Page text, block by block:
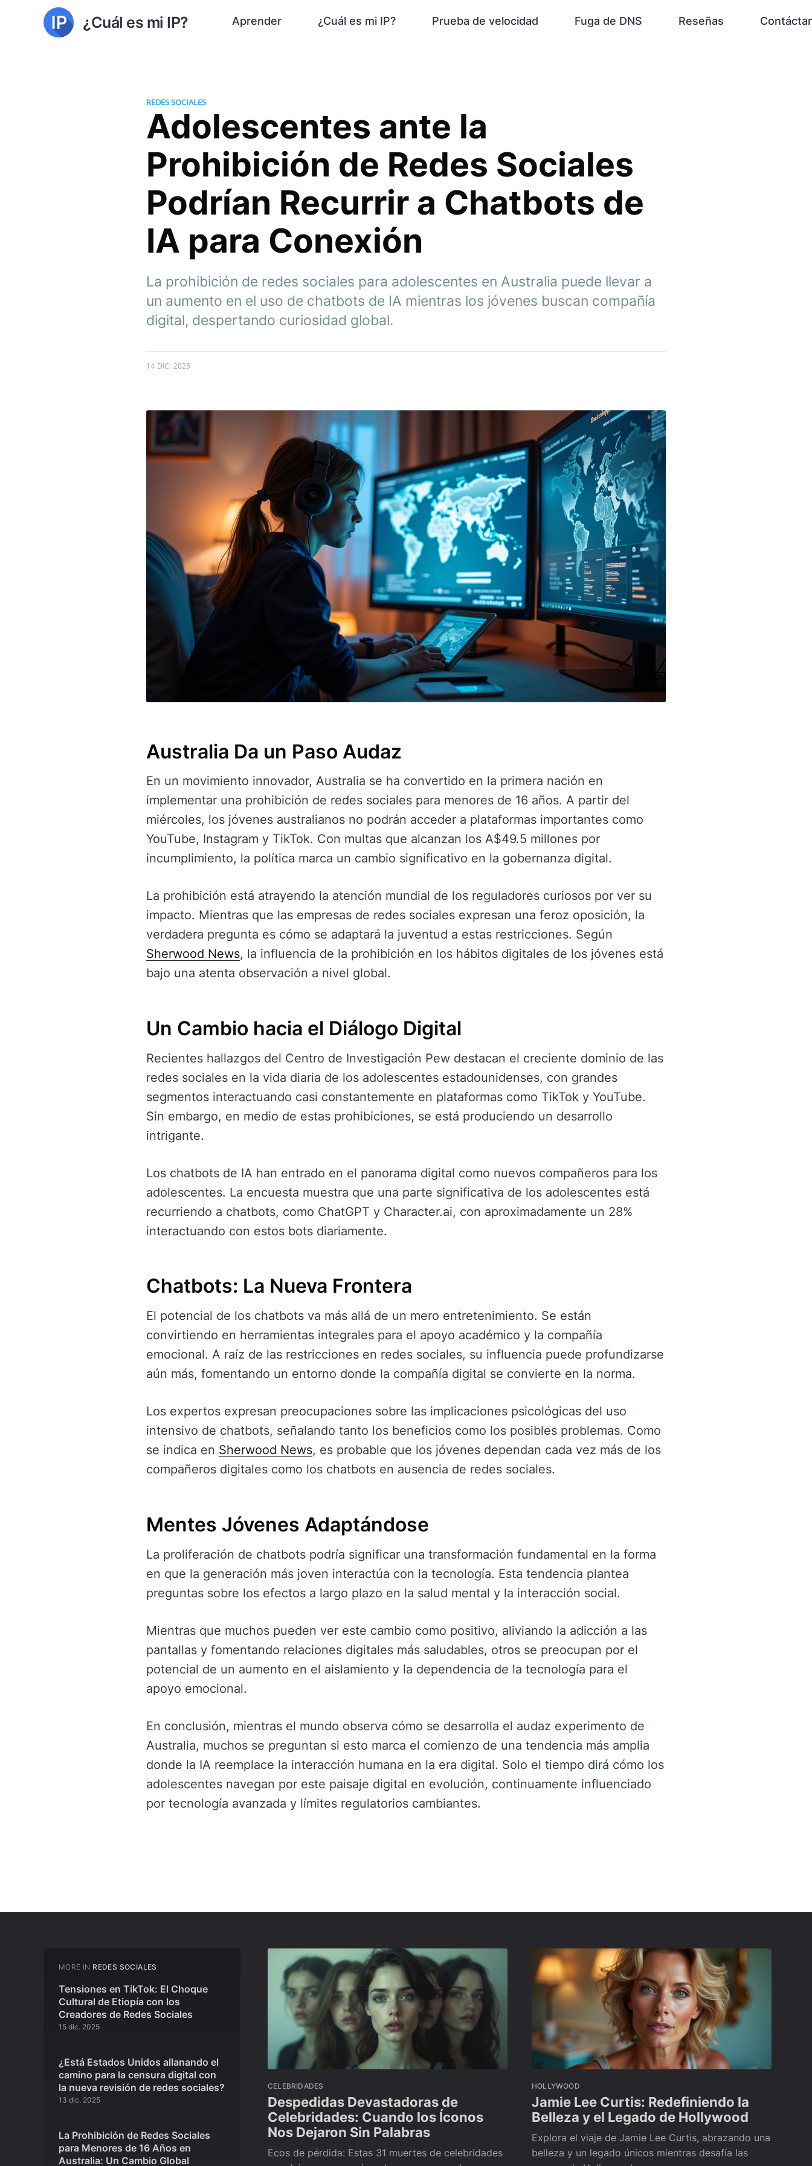
¿Cuál es mi IP? Aprender ¿Cuál es mi IP? Prueba de velocidad Fuga de DNS Reseñas
REDES SOCIALES
Adolescentes ante la
Prohibición de Redes Sociales
Podrían Recurrir a Chatbots de
IA para Conexión
La prohibición de redes sociales para adolescentes en Australia puede llevar a
un aumento en el uso de chatbots de IA mientras los jóvenes buscan compañía
digital, despertando curiosidad global.
14 DIC. 2025
Australia Da un Paso Audaz
En un movimiento innovador, Australia se ha convertido en la primera nación en
implementar una prohibición de redes sociales para menores de 16 años. A partir del
miércoles, los jóvenes australianos no podrán acceder a plataformas importantes como
YouTube, Instagram y TikTok. Con multas que alcanzan los A$49.5 millones por
incumplimiento, la política marca un cambio significativo en la gobernanza digital.
La prohibición está atrayendo la atención mundial de los reguladores curiosos por ver su
impacto. Mientras que las empresas de redes sociales expresan una feroz oposición, la
verdadera pregunta es cómo se adaptará la juventud a estas restricciones. Según
Sherwood News, la influencia de la prohibición en los hábitos digitales de los jóvenes está
bajo una atenta observación a nivel global.
Un Cambio hacia el Diálogo Digital
Recientes hallazgos del Centro de Investigación Pew destacan el creciente dominio de las
redes sociales en la vida diaria de los adolescentes estadounidenses, con grandes
segmentos interactuando casi constantemente en plataformas como TikTok y YouTube.
Sin embargo, en medio de estas prohibiciones, se está produciendo un desarrollo
intrigante.
Los chatbots de IA han entrado en el panorama digital como nuevos compañeros para los
adolescentes. La encuesta muestra que una parte significativa de los adolescentes está
recurriendo a chatbots, como ChatGPT y Character.ai, con aproximadamente un 28%
interactuando con estos bots diariamente.
Chatbots: La Nueva Frontera
El potencial de los chatbots va más allá de un mero entretenimiento. Se están
convirtiendo en herramientas integrales para el apoyo académico y la compañía
emocional. A raíz de las restricciones en redes sociales, su influencia puede profundizarse
aún más, fomentando un entorno donde la compañía digital se convierte en la norma.
Los expertos expresan preocupaciones sobre las implicaciones psicológicas del uso
intensivo de chatbots, señalando tanto los beneficios como los posibles problemas. Como
se indica en Sherwood News, es probable que los jóvenes dependan cada vez más de los
compañeros digitales como los chatbots en ausencia de redes sociales.
Mentes Jóvenes Adaptándose
La proliferación de chatbots podría significar una transformación fundamental en la forma
en que la generación más joven interactúa con la tecnología. Esta tendencia plantea
preguntas sobre los efectos a largo plazo en la salud mental y la interacción social.
Mientras que muchos pueden ver este cambio como positivo, aliviando la adicción a las
pantallas y fomentando relaciones digitales más saludables, otros se preocupan por el
potencial de un aumento en el aislamiento y la dependencia de la tecnología para el
apoyo emocional.
En conclusión, mientras el mundo observa cómo se desarrolla el audaz experimento de
Australia, muchos se preguntan si esto marca el comienzo de una tendencia más amplia
donde la IA reemplace la interacción humana en la era digital. Solo el tiempo dirá cómo los
adolescentes navegan por este paisaje digital en evolución, continuamente influenciado
por tecnología avanzada y límites regulatorios cambiantes.
MORE IN REDES SOCIALES
Tensiones en TikTok: El Choque
Cultural de Etiopía con los
Creadores de Redes Sociales
15 dic. 2025
¿Está Estados Unidos allanando el
camino para la censura digital con
la nueva revisión de redes sociales?
13 dic. 2025
La Prohibición de Redes Sociales
para Menores de 16 Años en
Australia: Un Cambio Global
CELEBRIDADES
Despedidas Devastadoras de
Celebridades: Cuando los Íconos
Nos Dejaron Sin Palabras
Ecos de pérdida: Estas 31 muertes de celebridades
HOLLYWOOD
Jamie Lee Curtis: Redefiniendo la
Belleza y el Legado de Hollywood
Explora el viaje de Jamie Lee Curtis, abrazando una
belleza y un legado únicos mientras desafía las